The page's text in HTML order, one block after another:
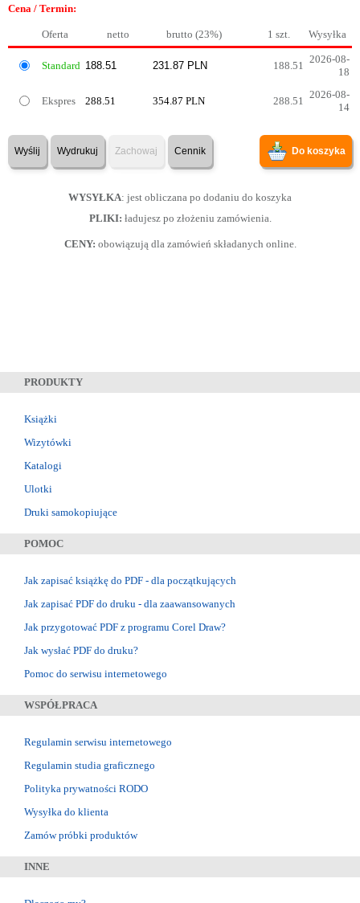
Cena / Termin:
Oferta netto brutto (23%) 1 szt. Wysyłka
Standard 188.51
2026-08-
18
Ekspres 288.51 354.87 PLN 288.51
2026-08-
14
Wyślij Wydrukuj Zachowaj Cennik Do koszyka
WYSYŁKA: jest obliczana po dodaniu do koszyka
PLIKI: ładujesz po złożeniu zamówienia.
CENY: obowiązują dla zamówień składanych online.
PRODUKTY
Książki
Wizytówki
Katalogi
Ulotki
Druki samokopiujące
POMOC
Jak zapisać książkę do PDF - dla początkujących
Jak zapisać PDF do druku - dla zaawansowanych
Jak przygotować PDF z programu Corel Draw?
Jak wysłać PDF do druku?
Pomoc do serwisu internetowego
WSPÓŁPRACA
Regulamin serwisu internetowego
Regulamin studia graficznego
Polityka prywatności RODO
Wysyłka do klienta
Zamów próbki produktów
INNE